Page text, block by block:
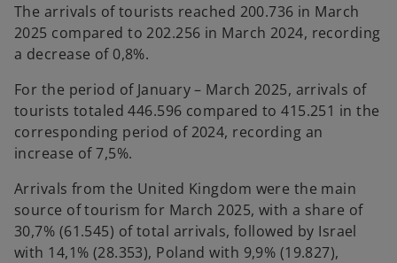
The arrivals of tourists reached 200.736 in March
2025 compared to 202.256 in March 2024, recording
a decrease of 0,8%.
For the period of January – March 2025, arrivals of
tourists totaled 446.596 compared to 415.251 in the
corresponding period of 2024, recording an
increase of 7,5%.
Arrivals from the United Kingdom were the main
source of tourism for March 2025, with a share of
30,7% (61.545) of total arrivals, followed by Israel
with 14,1% (28.353), Poland with 9,9% (19.827),